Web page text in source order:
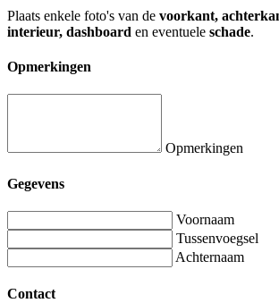
Plaats enkele foto's van de voorkant,
interieur, dashboard en eventuele schade.
Opmerkingen
Opmerkingen
Gegevens
Voornaam
Tussenvoegsel
Achternaam
Contact